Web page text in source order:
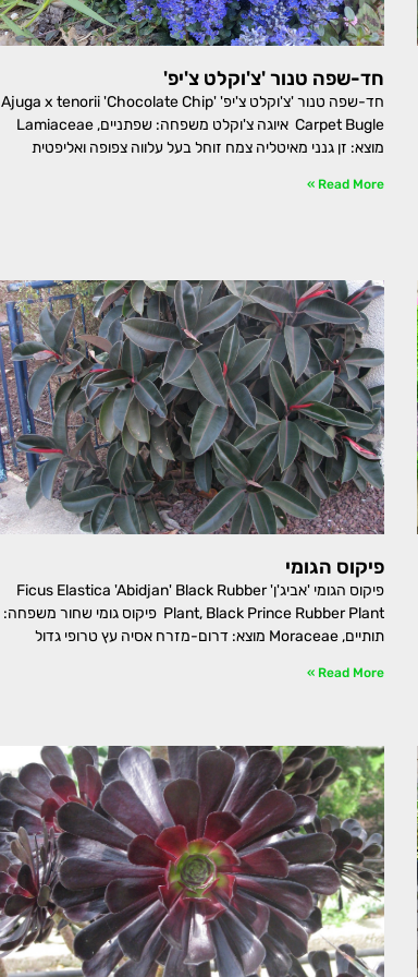
חד-שפה טנור 'צ'וקלט צ'יפ'
חד-שפה טנור 'צ'וקלט צ'יפ' Ajuga x tenorii 'Chocolate Chip'
Carpet Bugle איוגה צ'וקלט משפחה: שפתניים, Lamiaceae
מוצא: זן גנני מאיטליה צמח זוחל בעל עלווה צפופה ואליפטית
Read More »
פיקוס הגומי
פיקוס הגומי 'אביג'ן' Ficus Elastica 'Abidjan' Black Rubber
Plant, Black Prince Rubber Plant פיקוס גומי שחור משפחה:
תותיים, Moraceae מוצא: דרום-מזרח אסיה עץ טרופי גדול
Read More »